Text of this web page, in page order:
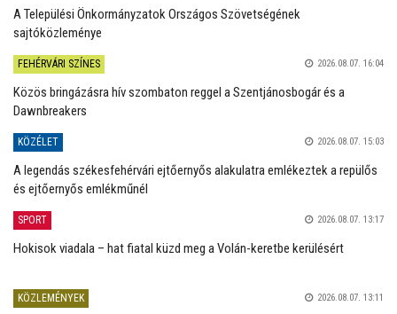
A Települési Önkormányzatok Országos Szövetségének
sajtóközleménye
FEHÉRVÁRI SZÍNES 2026.08.07. 16:04
Közös bringázásra hív szombaton reggel a Szentjánosbogár és a
Dawnbreakers
KÖZÉLET 2026.08.07. 15:03
A legendás székesfehérvári ejtőernyős alakulatra emlékeztek a repülős
és ejtőernyős emlékműnél
SPORT 2026.08.07. 13:17
Hokisok viadala – hat fiatal küzd meg a Volán-keretbe kerülésért
KÖZLEMÉNYEK 2026.08.07. 13:11